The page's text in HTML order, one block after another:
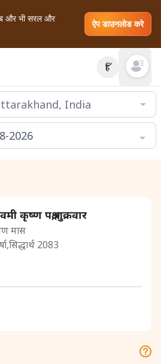
और भी सरल और
ऐप डाउनलोड करे
हिं Open
2026
कृष्ण पक्ष,शुक्रवार
मास
2083